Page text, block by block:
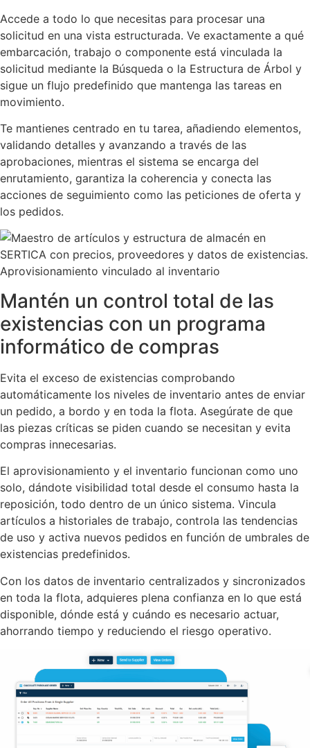
Accede a todo lo que necesitas para procesar una
solicitud en una vista estructurada. Ve exactamente a qué
embarcación, trabajo o componente está vinculada la
solicitud mediante la Búsqueda o la Estructura de Árbol y
sigue un flujo predefinido que mantenga las tareas en
movimiento.
Te mantienes centrado en tu tarea, añadiendo elementos,
validando detalles y avanzando a través de las
aprobaciones, mientras el sistema se encarga del
enrutamiento, garantiza la coherencia y conecta las
acciones de seguimiento como las peticiones de oferta y
los pedidos.
Aprovisionamiento vinculado al inventario
Mantén un control total de las
existencias con un programa
informático de compras
Evita el exceso de existencias comprobando
automáticamente los niveles de inventario antes de enviar
un pedido, a bordo y en toda la flota. Asegúrate de que
las piezas críticas se piden cuando se necesitan y evita
compras innecesarias.
El aprovisionamiento y el inventario funcionan como uno
solo, dándote visibilidad total desde el consumo hasta la
reposición, todo dentro de un único sistema. Vincula
artículos a historiales de trabajo, controla las tendencias
de uso y activa nuevos pedidos en función de umbrales de
existencias predefinidos.
Con los datos de inventario centralizados y sincronizados
en toda la flota, adquieres plena confianza en lo que está
disponible, dónde está y cuándo es necesario actuar,
ahorrando tiempo y reduciendo el riesgo operativo.